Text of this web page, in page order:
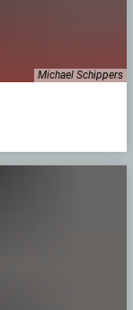
Michael Schippers